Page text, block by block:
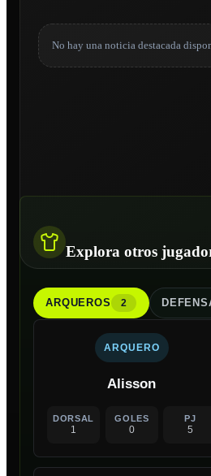
No hay una noticia destacada
Explora otros
ARQUEROS 2
ARQUERO
Alisson
DORSAL
1
GOLES
0
PJ
5